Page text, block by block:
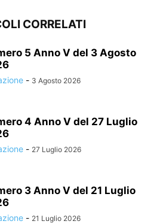
CORRELATI
5 Anno V del 3 Agosto
- 3 Agosto 2026
4 Anno V del 27 Luglio
- 27 Luglio 2026
3 Anno V del 21 Luglio
- 21 Luglio 2026